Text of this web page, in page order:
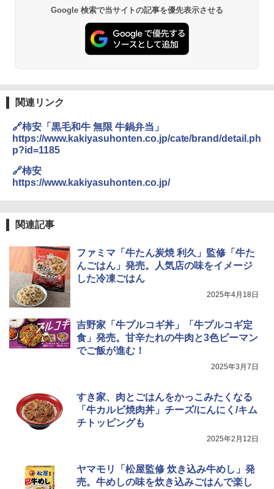
シャープ 過熱水蒸気 オーブンレンジ 26
L コンベクション 2段調理 ホワイト RE-
SS26B-W
3
レンジ 省エネ 高効率 15L 一人暮らし 二
人暮らし フラットテーブル グレー YRZ-
￥34,280
4
0℃ 1段調理 フラットテーブル 電子レン
ジ 赤外線センサー ノンフライ調理 簡単
お手入れ 小型 新生活 一人暮らし 二人暮
らし ファミリー
5
シャープ ウォーターオーブン ヘルシオ
AX-XJ1-B ブラック 30L 2段調理 コンベ
￥44,800
Google 検索で当サイトの記事を優先表示させる
関連リンク
🔗柿安「黒毛和牛 無限 牛鍋弁当」
https://www.kakiyasuhonten.co.jp/cate/brand/detail.ph
p?id=1185
🔗柿安
https://www.kakiyasuhonten.co.jp/
関連記事
ファミマ「牛たん炭焼 利久」監修「牛た
んごはん」発売。人気店の味をイメージ
した冷凍ごはん
2025年4月18日
吉野家「牛プルコギ丼」「牛プルコギ定
食」発売。甘辛たれの牛肉と3色ピーマン
でご飯が進む！
2025年3月7日
すき家、肉とごはんをかっこみたくなる
「牛カルビ焼肉丼」チーズ/にんにく/キム
チトッピングも
2025年2月12日
ヤマモリ「松屋監修 炊き込み牛めし」発
売。牛めしの味を炊き込みごはんで楽し